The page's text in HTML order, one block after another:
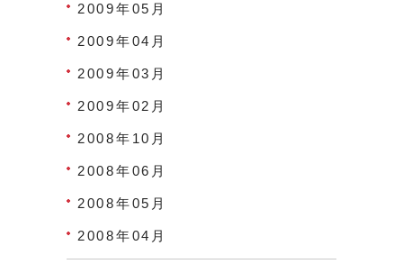
2009年05月
2009年04月
2009年03月
2009年02月
2008年10月
2008年06月
2008年05月
2008年04月